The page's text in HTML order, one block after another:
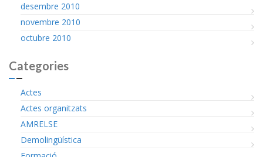
desembre 2010
novembre 2010
octubre 2010
Categories
Actes
Actes organitzats
AMRELSE
Demolingüística